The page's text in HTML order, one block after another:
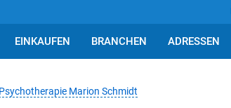
EINKAUFEN BRANCHEN ADRESSEN
Psychotherapie Marion Schmidt